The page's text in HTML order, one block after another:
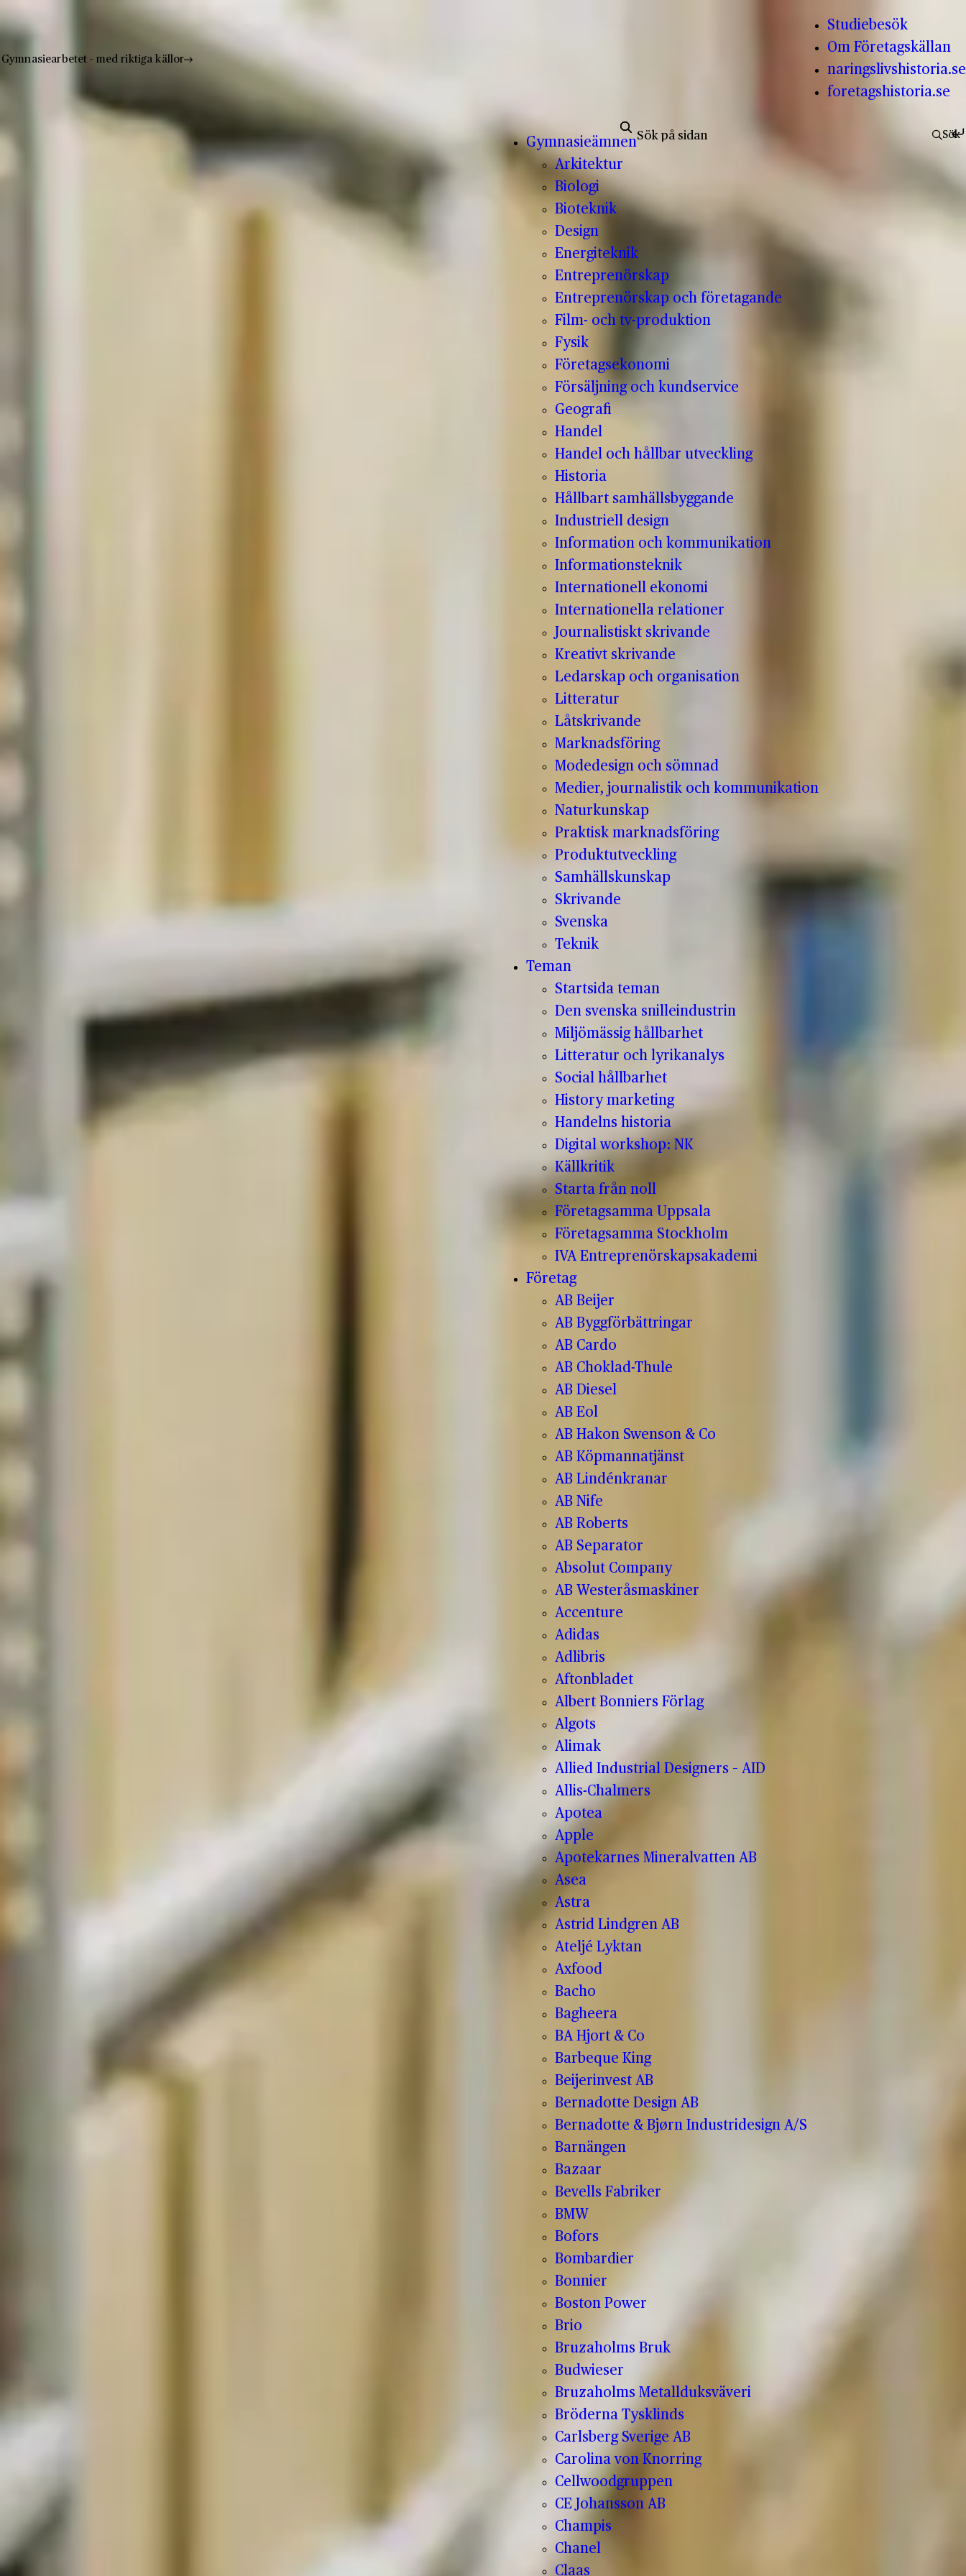
Gymnasiearbetet - med riktiga källor
Studiebesök
Om Företagskällan
naringslivshistoria.se
foretagshistoria.se
Gymnasieämnen
Arkitektur
Biologi
Bioteknik
Design
Energiteknik
Entreprenörskap
Entreprenörskap och företagande
Film- och tv-produktion
Fysik
Företagsekonomi
Försäljning och kundservice
Geografi
Handel
Handel och hållbar utveckling
Historia
Hållbart samhällsbyggande
Industriell design
Information och kommunikation
Informationsteknik
Internationell ekonomi
Internationella relationer
Journalistiskt skrivande
Kreativt skrivande
Ledarskap och organisation
Litteratur
Låtskrivande
Marknadsföring
Modedesign och sömnad
Medier, journalistik och kommunikation
Naturkunskap
Praktisk marknadsföring
Produktutveckling
Samhällskunskap
Skrivande
Svenska
Teknik
Teman
Startsida teman
Den svenska snilleindustrin
Miljömässig hållbarhet
Litteratur och lyrikanalys
Social hållbarhet
History marketing
Handelns historia
Digital workshop: NK
Källkritik
Starta från noll
Företagsamma Uppsala
Företagsamma Stockholm
IVA Entreprenörskapsakademi
Företag
AB Beijer
AB Byggförbättringar
AB Cardo
AB Choklad-Thule
AB Diesel
AB Eol
AB Hakon Swenson & Co
AB Köpmannatjänst
AB Lindénkranar
AB Nife
AB Roberts
AB Separator
Absolut Company
AB Westeråsmaskiner
Accenture
Adidas
Adlibris
Aftonbladet
Albert Bonniers Förlag
Algots
Alimak
Allied Industrial Designers – AID
Allis-Chalmers
Apotea
Apple
Apotekarnes Mineralvatten AB
Asea
Astra
Astrid Lindgren AB
Ateljé Lyktan
Axfood
Bacho
Bagheera
BA Hjort & Co
Barbeque King
Beijerinvest AB
Bernadotte Design AB
Bernadotte & Bjørn Industridesign A/S
Barnängen
Bazaar
Bevells Fabriker
BMW
Bofors
Bombardier
Bonnier
Boston Power
Brio
Bruzaholms Bruk
Budwieser
Bruzaholms Metallduksväveri
Bröderna Tysklinds
Carlsberg Sverige AB
Carolina von Knorring
Cellwoodgruppen
CE Johansson AB
Champis
Chanel
Claas
Sök efter: Sök